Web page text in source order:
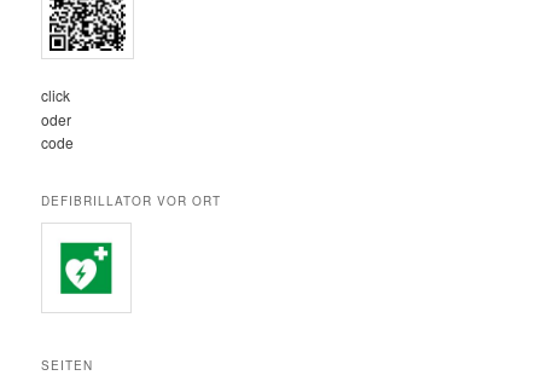
click
oder
code
DEFIBRILLATOR VOR ORT
SEITEN